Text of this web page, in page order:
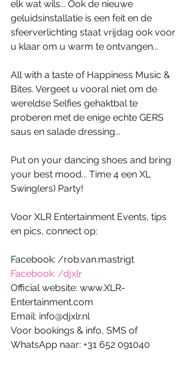
elk wat wils... Ook de nieuwe
geluidsinstallatie is een feit en de
sfeerverlichting staat vrijdag ook voor
u klaar om u warm te ontvangen...
All with a taste of Happiness Music &
Bites. Vergeet u vooral niet om de
wereldse Selfies gehaktbal te
proberen met de enige echte GERS
saus en salade dressing...
Put on your dancing shoes and bring
your best mood... Time 4 een XL
Swing(ers) Party!
Voor XLR Entertainment Events, tips
en pics, connect op:
Facebook: /rob.van.mastrigt
Facebook: /djxlr
Official website: www.XLR-
Entertainment.com
Email: info@djxlr.nl
Voor bookings & info, SMS of
WhatsApp naar: +31 652 091040